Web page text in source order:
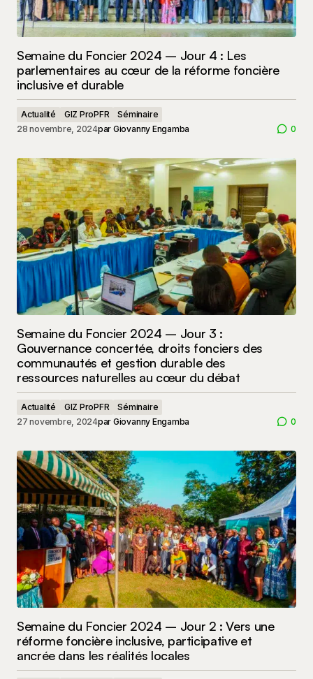
Semaine du Foncier 2024 – Jour 4 : Les
parlementaires au cœur de la réforme foncière
inclusive et durable
Actualité GIZ ProPFR
Séminaire
28 novembre, 2024par Giovanny Engamba 0
Semaine du Foncier 2024 – Jour 3 :
Gouvernance concertée, droits fonciers des
communautés et gestion durable des
ressources naturelles au cœur du débat
Actualité GIZ ProPFR
Séminaire
27 novembre, 2024par Giovanny Engamba 0
Semaine du Foncier 2024 – Jour 2 : Vers une
réforme foncière inclusive, participative et
ancrée dans les réalités locales